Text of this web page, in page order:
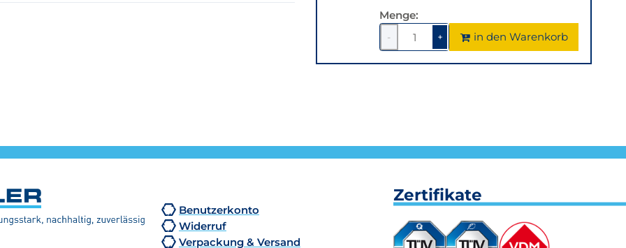
Menge:
-
1
um
1
+
1
um
1
in den Warenkorb
Benutzerkonto
Widerruf
Verpackung & Versand
Zertifikate